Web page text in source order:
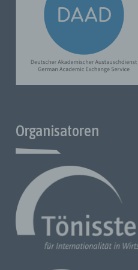
Organisatoren
e) Profiling
Profiling ist jede Art der
personenbezogener Daten, die
personenbezogenen Daten
bestimmte persönliche
analysieren oder vorherzusagen.
Daten in einer Weise, dass die
ohne Hinzuziehung
einer spezifischen betroffenen
können, sofern diese
aufbewahrt werden und
Maßnahmen unterliegen, die
personenbezogenen Daten